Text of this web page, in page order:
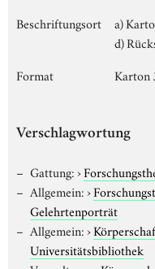
Beschriftungsort
a)
d)
Format
Karton
Verschlagwortung
Gattung:›
Allgemein:›
Gelehrtenporträt
Allgemein:›
Universitätsbibliothek